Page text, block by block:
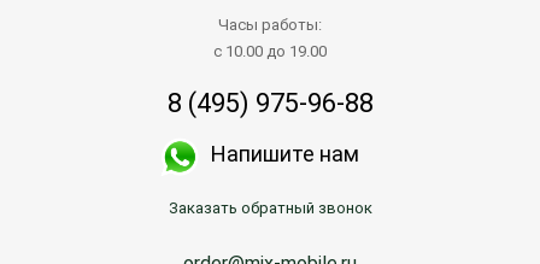
Часы работы:
с 10.00 до 19.00
8 (495) 975-96-88
Напишите нам
Заказать обратный звонок